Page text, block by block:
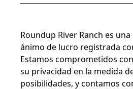
Roundup River Ranch es
ánimo de lucro registrada
Estamos comprometidos
su privacidad en la medida
posibilidades, y contamos